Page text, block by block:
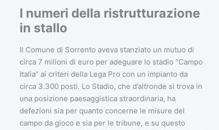
I numeri della ristrutturazione
in stallo
Il Comune di Sorrento aveva stanziato un mutuo di
circa 7 milioni di euro per adeguare lo stadio “Campo
Italia” ai criteri della Lega Pro con un impianto da
circa 3.300 posti. Lo Stadio, che d’altronde si trova in
una posizione paesaggistica straordinaria, ha
defezioni sia per quanto concerne le misure del
campo da gioco e sia per le tribune, e su questo